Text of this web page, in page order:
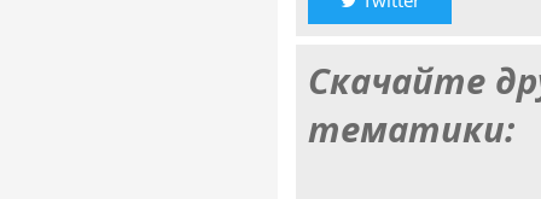
Скачайте
тематики: